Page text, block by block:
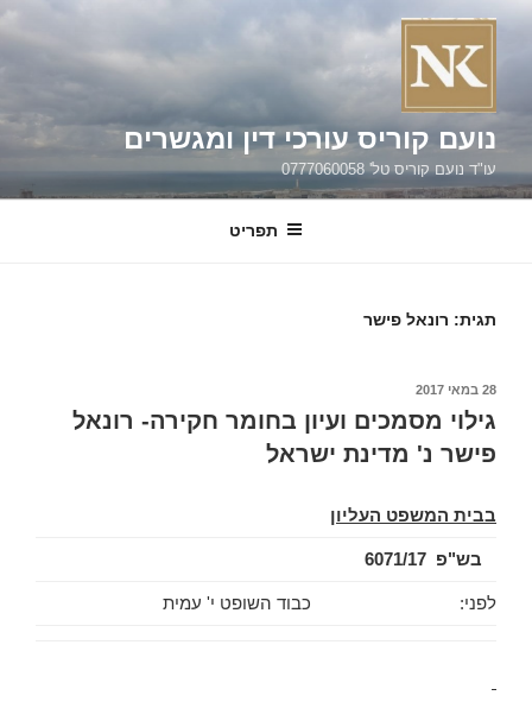
דילוג
נועם קוריס עורכי דין ומגשרים
עו"ד נועם קוריס טל' 0777060058
תפריט
תגית: רונאל פישר
פורסם
28 במאי 2017
גילוי מסמכים ועיון בחומר חקירה- רונאל
פישר נ' מדינת ישראל
בבית המשפט העליון
בש"פ 6071/17
לפני: כבוד השופט י' עמית